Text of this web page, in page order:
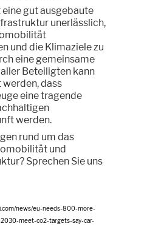
gut ausgebaute
unerlässlich,
und die Klimaziele zu
eine gemeinsame
Beteiligten kann
dass
eine tragende
werden.
rund um das
und
Sprechen Sie uns
news/eu-needs-800-more-
meet-co2-targets-say-car-